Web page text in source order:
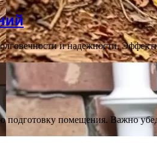
и надежности.
подготовку помещения. Важно